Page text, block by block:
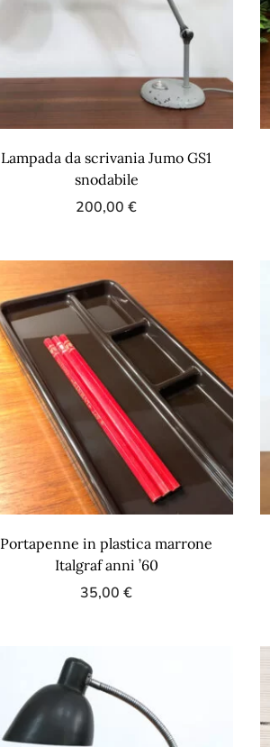
Lampada da scrivania Jumo GS1
snodabile
200,00€
Portapenne in plastica marrone
Italgraf anni ’60
35,00€